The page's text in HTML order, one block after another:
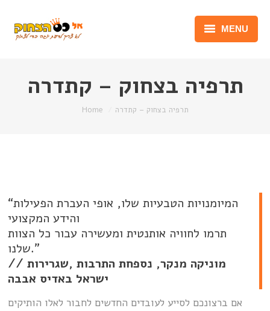
MENU
נונסנס וג’יבריש
הרצאות
גלריות
English
תרפיה בצחוק – קתדרה
Home תרפיה בצחוק – קתדרה
“המיומנויות הטבעיות שלו, אופי העברת הפעילות
והידע המקצועי
תרמו לחוויה אותנטית ומעשירה עבור כל הצוות
שלנו.”
// מוניקה מנקר, נספחת התרבות ,שגרירות
ישראל באדיס אבבה
אם ברצונכם לסייע לעובדים החדשים לחבור לאלו הותיקים